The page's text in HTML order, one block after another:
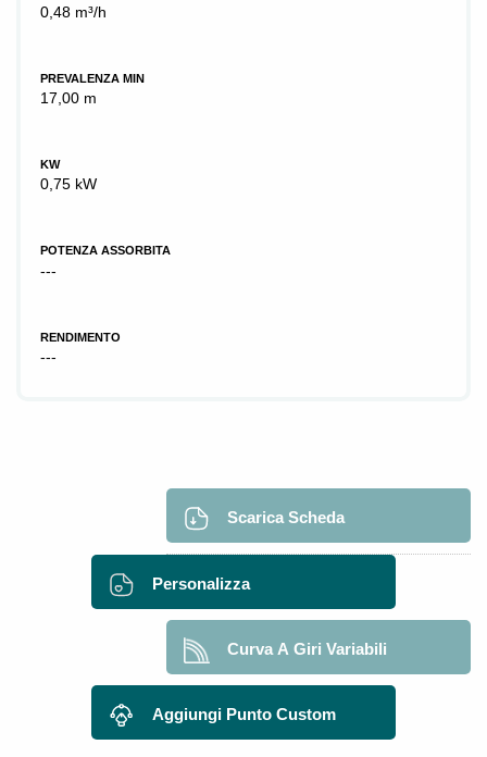
0,48 m³/h
PREVALENZA MIN
17,00 m
KW
0,75 kW
POTENZA ASSORBITA
---
RENDIMENTO
---
Scarica Scheda
Personalizza
Curva A Giri Variabili
Aggiungi Punto Custom